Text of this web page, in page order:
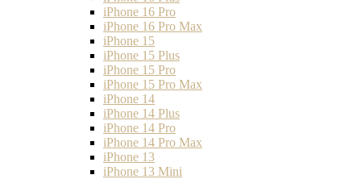
iPhone 16 Pro
iPhone 16 Pro Max
iPhone 15
iPhone 15 Plus
iPhone 15 Pro
iPhone 15 Pro Max
iPhone 14
iPhone 14 Plus
iPhone 14 Pro
iPhone 14 Pro Max
iPhone 13
iPhone 13 Mini